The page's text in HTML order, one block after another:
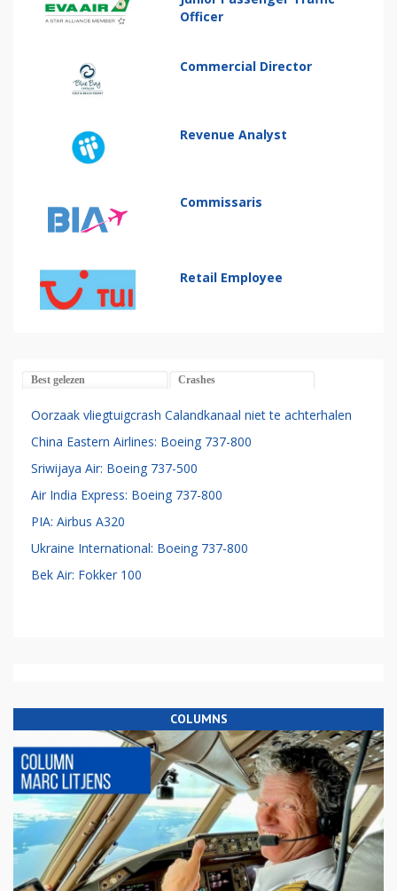
Officer
Commercial Director
Revenue Analyst
Commissaris
Retail Employee
Best gelezen Crashes
Oorzaak vliegtuigcrash Calandkanaal niet te achterhalen
China Eastern Airlines: Boeing 737-800
Sriwijaya Air: Boeing 737-500
Air India Express: Boeing 737-800
PIA: Airbus A320
Ukraine International: Boeing 737-800
Bek Air: Fokker 100
COLUMNS